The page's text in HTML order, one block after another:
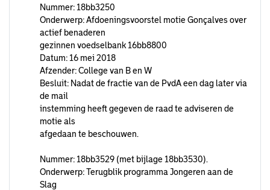
Nummer: 18bb3250
Onderwerp: Afdoeningsvoorstel motie Gonçalves over
actief benaderen
gezinnen voedselbank 16bb8800
Datum: 16 mei 2018
Afzender: College van B en W
Besluit: Nadat de fractie van de PvdA een dag later via
de mail
instemming heeft gegeven de raad te adviseren de
motie als
afgedaan te beschouwen.
Nummer: 18bb3529 (met bijlage 18bb3530).
Onderwerp: Terugblik programma Jongeren aan de
Slag